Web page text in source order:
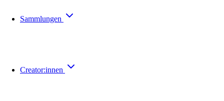
Sammlungen
Creator:innen